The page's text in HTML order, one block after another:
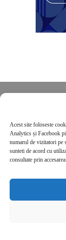
Acest site foloseste
Analytics și Facebook
numarul de vizitatori pe
sunteti de acord cu
consultate prin accesarea
Politica de
© 2026 Real Estate